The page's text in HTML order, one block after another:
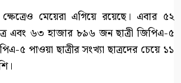
মেয়েরা এগিয়ে রয়েছে। এবার ৫২
এবং ৬৩ হাজার ৮৯৬ জন ছাত্রী জিপিএ-৫
৫ পাওয়া ছাত্রীর সংখ্যা ছাত্রদের চেয়ে ১১